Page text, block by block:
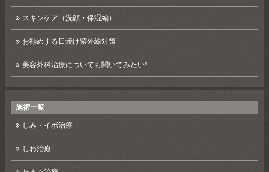
スキンケア（洗顔・保湿編）
お勧めする日焼け紫外線対策
美容外科治療についても聞いてみたい!
施術一覧
しみ・イボ治療
しわ治療